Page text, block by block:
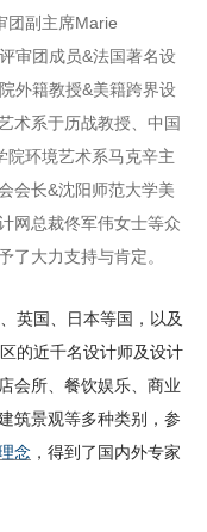
团副主席Marie
审团成员&法国著名设
外籍教授&美籍跨界设
术系于历战教授、中国
院环境艺术系马克辛主
会长&沈阳师范大学美
网总裁佟军伟女士等众
了大力支持与肯定。
英国、日本等国，以及
的近千名设计师及设计
会所、餐饮娱乐、商业
建筑景观等多种类别，参
念 ，得到了国内外专家